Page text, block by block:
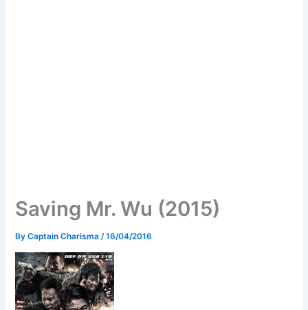
Saving Mr. Wu (2015)
ByCaptain Charisma /16/04/2016